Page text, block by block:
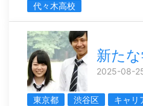
代々木高校
新た
2025-08-
東京都 渋谷区
キャリ